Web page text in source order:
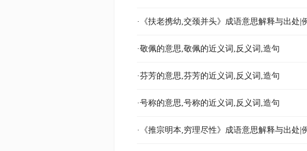
·《扶老携幼,交颈并头》成语意思解释与出处|
·敬佩的意思,敬佩的近义词,反义词,造句
·芬芳的意思,芬芳的近义词,反义词,造句
·号称的意思,号称的近义词,反义词,造句
·《推宗明本,穷理尽性》成语意思解释与出处|